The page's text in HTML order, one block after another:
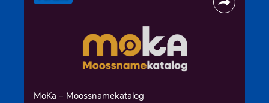
MoKa – Moossnamekatalog